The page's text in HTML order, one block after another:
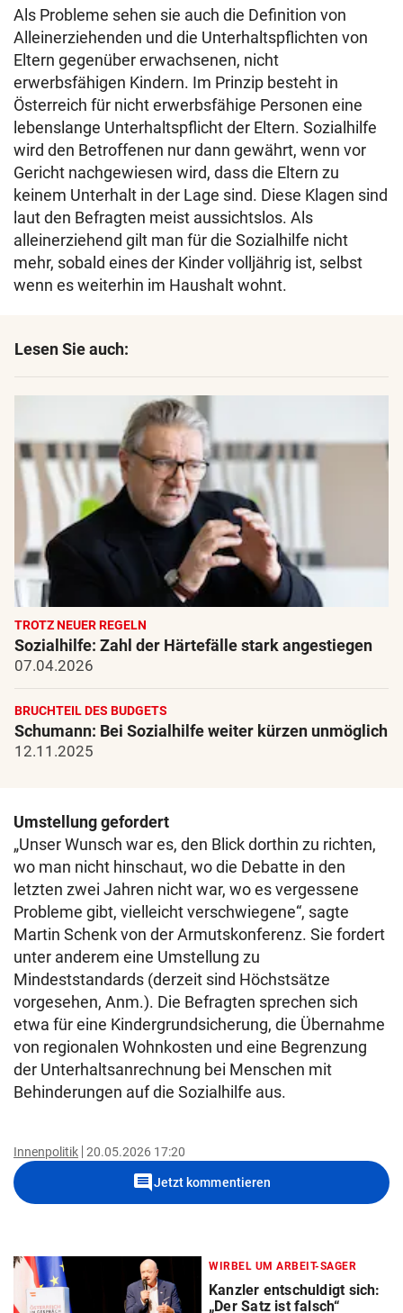
Als Probleme sehen sie auch die Definition von
Alleinerziehenden und die Unterhaltspflichten von
Eltern gegenüber erwachsenen, nicht
erwerbsfähigen Kindern. Im Prinzip besteht in
Österreich für nicht erwerbsfähige Personen eine
lebenslange Unterhaltspflicht der Eltern. Sozialhilfe
wird den Betroffenen nur dann gewährt, wenn vor
Gericht nachgewiesen wird, dass die Eltern zu
keinem Unterhalt in der Lage sind. Diese Klagen sind
laut den Befragten meist aussichtslos. Als
alleinerziehend gilt man für die Sozialhilfe nicht
mehr, sobald eines der Kinder volljährig ist, selbst
wenn es weiterhin im Haushalt wohnt.
Lesen Sie auch:
TROTZ NEUER REGELN
Sozialhilfe: Zahl der Härtefälle stark angestiegen
07.04.2026
BRUCHTEIL DES BUDGETS
Schumann: Bei Sozialhilfe weiter kürzen unmöglich
12.11.2025
Umstellung gefordert
„Unser Wunsch war es, den Blick dorthin zu richten,
wo man nicht hinschaut, wo die Debatte in den
letzten zwei Jahren nicht war, wo es vergessene
Probleme gibt, vielleicht verschwiegene“, sagte
Martin Schenk von der Armutskonferenz. Sie fordert
unter anderem eine Umstellung zu
Mindeststandards (derzeit sind Höchstsätze
vorgesehen, Anm.). Die Befragten sprechen sich
etwa für eine Kindergrundsicherung, die Übernahme
von regionalen Wohnkosten und eine Begrenzung
der Unterhaltsanrechnung bei Menschen mit
Behinderungen auf die Sozialhilfe aus.
Innenpolitik 20.05.2026 17:20
commentJetzt kommentieren
WIRBEL UM ARBEIT-SAGER
Kanzler entschuldigt sich:
„Der Satz ist falsch“